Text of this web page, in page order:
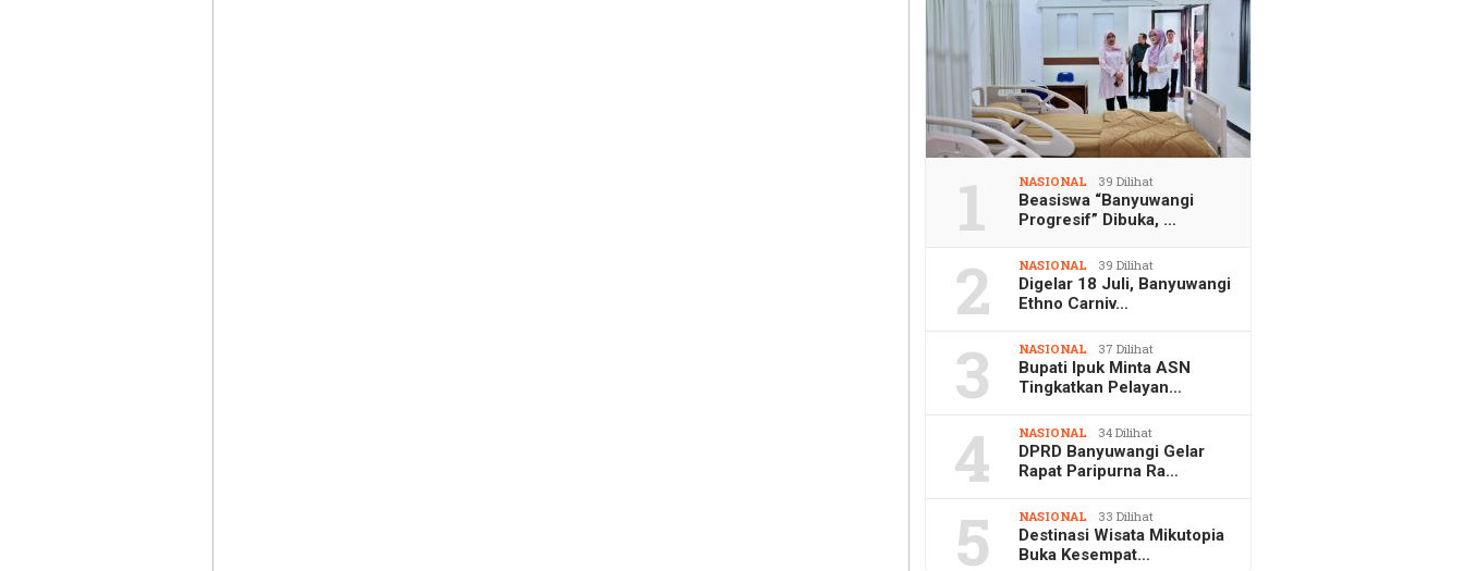
1 NASIONAL 39 Dilihat
Beasiswa “Banyuwangi
Progresif” Dibuka, …
2 NASIONAL 39 Dilihat
Digelar 18 Juli, Banyuwangi
Ethno Carniv…
3 NASIONAL 37 Dilihat
Bupati Ipuk Minta ASN
Tingkatkan Pelayan…
4 NASIONAL 34 Dilihat
DPRD Banyuwangi Gelar
Rapat Paripurna Ra…
5 NASIONAL 33 Dilihat
Destinasi Wisata Mikutopia
Buka Kesempat…